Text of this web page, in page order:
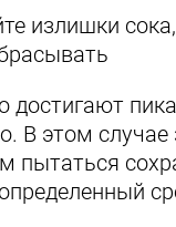
излишки
В этом случае
пытаться